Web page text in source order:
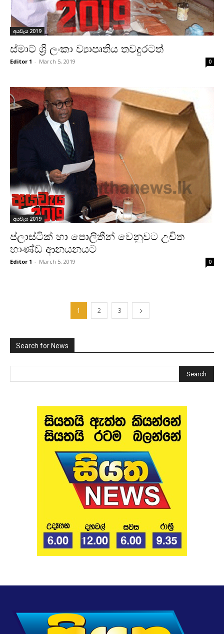
අයවැය 2019
ස්මාට් ශ්‍රි ලංකා ව්‍යාපෘතිය තවදුරටත්
Editor 1 - March 5, 2019 0
අයවැය 2019
ප්ලාස්ටික් හා පොලිතීන් වෙනුවට උචිත
භාණ්ඩ ආනයනයට
Editor 1 - March 5, 2019 0
1 2 3
Search for News